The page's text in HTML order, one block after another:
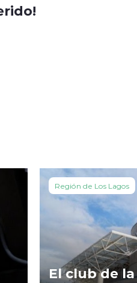
Región de Los Lagos
El club de